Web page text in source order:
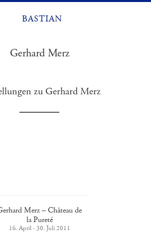
BASTIAN
Gerhard Merz
zu Gerhard Merz
Merz – Château de
la Pureté
16. April - 30. Juli 2011